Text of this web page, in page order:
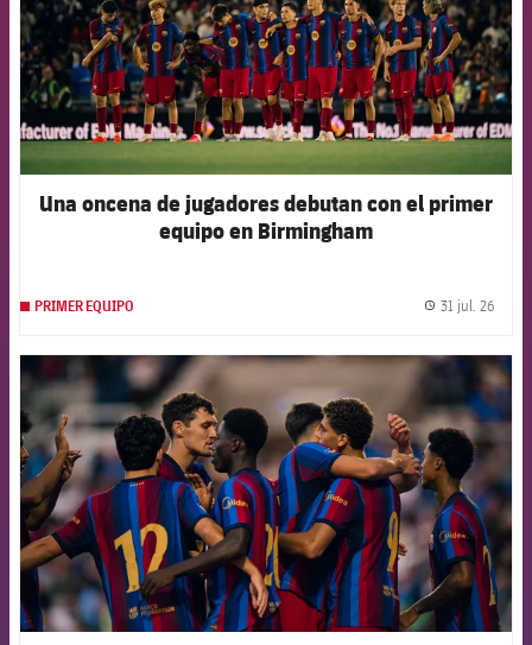
Una oncena de jugadores debutan con el primer
equipo en Birmingham
PRIMER EQUIPO 31 jul. 26
FCB Barcelona badge